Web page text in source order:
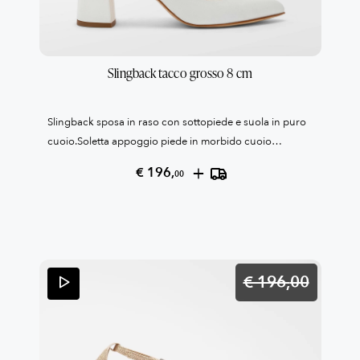
Slingback tacco grosso 8 cm
Slingback sposa in raso con sottopiede e suola in puro
cuoio.Soletta appoggio piede in morbido cuoio
strassCollezione Patrizia Cavalleri100% Made in Italy
€ 196,00 +
€ 196,00